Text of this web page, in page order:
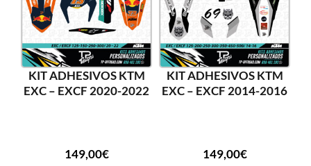
KIT ADHESIVOS KTM
EXC – EXCF 2020-2022
149,00€
KIT ADHESIVOS KTM
EXC – EXCF 2014-2016
149,00€